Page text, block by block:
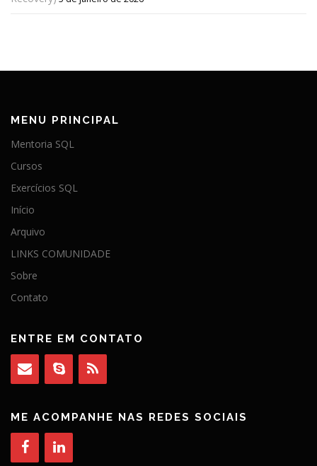
MENU PRINCIPAL
Mentoria SQL
Cursos
Exercícios SQL
Início
Arquivo
LINKS COMUNIDADE
Sobre
Contato
ENTRE EM CONTATO
ME ACOMPANHE NAS REDES SOCIAIS